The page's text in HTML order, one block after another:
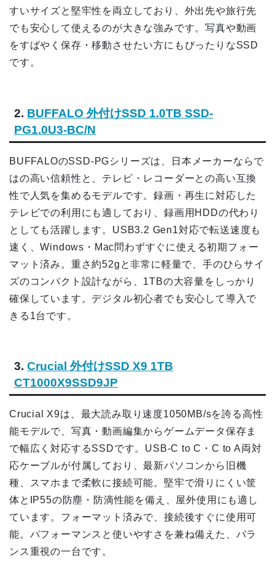
すいサイズと堅牢性を両立しており、外出先や旅行先
でも安心して使えるのが大きな強みです。写真や動画
をすばやく保存・移動させたい方にもぴったりなSSD
です。
2. BUFFALO 外付けSSD 1.0TB SSD-
PG1.0U3-BC/N
BUFFALOのSSD-PGシリーズは、日本メーカーならで
はの高い信頼性と、テレビ・レコーダーとの高い互換
性で人気を集めるモデルです。録画・再生に対応した
テレビでの利用にも適しており、録画用HDDの代わり
としても活躍します。USB3.2 Gen1対応で転送速度も
速く、Windows・Mac問わずすぐに使える初期フォー
マット済み。重さ約52gと非常に軽量で、手のひらサイ
ズのコンパクト設計ながら、1TBの大容量をしっかり
確保しています。デジタル初心者でも安心して導入で
きる1台です。
3. Crucial 外付けSSD X9 1TB
CT1000X9SSD9JP
Crucial X9は、最大読み取り速度1050MB/sを誇る高性
能モデルで、写真・動画編集からゲームデータ保存ま
で幅広く対応するSSDです。USB-C to C・C to A両対
応ケーブルが付属しており、最新パソコンから旧機
種、スマホまで柔軟に接続可能。堅牢で滑りにくい筐
体とIP55の防塵・防滴性能を備え、屋外使用にも適し
ています。フォーマット済みで、接続後すぐに使用可
能。パフォーマンスと使いやすさを兼ね備えた、バラ
ンス重視の一台です。